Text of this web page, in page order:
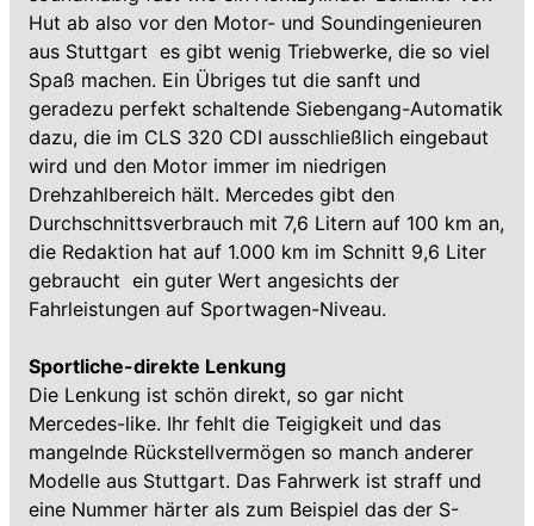
Hut ab also vor den Motor- und Soundingenieuren
aus Stuttgart  es gibt wenig Triebwerke, die so viel
Spaß machen. Ein Übriges tut die sanft und
geradezu perfekt schaltende Siebengang-Automatik
dazu, die im CLS 320 CDI ausschließlich eingebaut
wird und den Motor immer im niedrigen
Drehzahlbereich hält. Mercedes gibt den
Durchschnittsverbrauch mit 7,6 Litern auf 100 km an,
die Redaktion hat auf 1.000 km im Schnitt 9,6 Liter
gebraucht  ein guter Wert angesichts der
Fahrleistungen auf Sportwagen-Niveau.
Sportliche-direkte Lenkung
Die Lenkung ist schön direkt, so gar nicht
Mercedes-like. Ihr fehlt die Teigigkeit und das
mangelnde Rückstellvermögen so manch anderer
Modelle aus Stuttgart. Das Fahrwerk ist straff und
eine Nummer härter als zum Beispiel das der S-